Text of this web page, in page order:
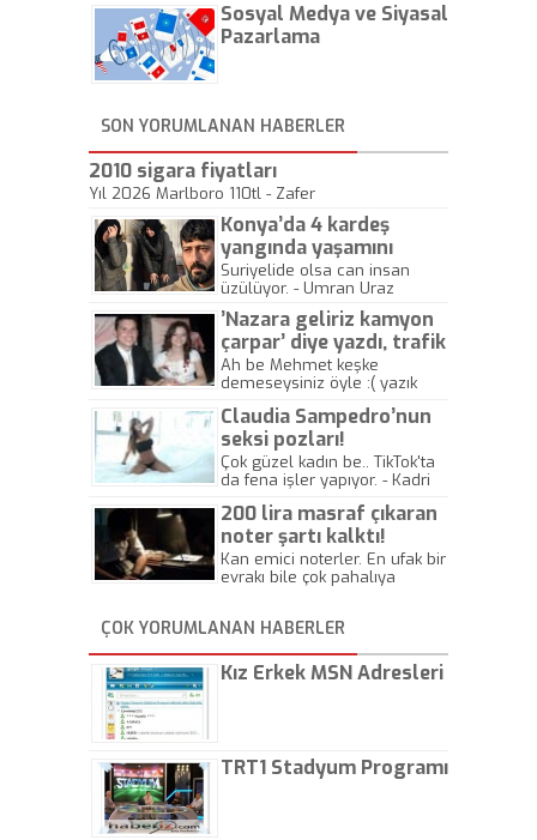
gösterisinin bu yarışmada
önemli olmadığını anlamıştır.
Sosyal Medya ve Siyasal
Pazarlama
SON YORUMLANAN HABERLER
2010 sigara fiyatları
Yıl 2026 Marlboro 110tl - Zafer
Konya’da 4 kardeş
yangında yaşamını
yitirdi
Suriyelide olsa can insan
üzülüyor. - Umran Uraz
’Nazara geliriz kamyon
çarpar’ diye yazdı, trafik
kazasında öldü!
Ah be Mehmet keşke
demeseysiniz öyle :( yazık
Claudia Sampedro’nun
seksi pozları!
Çok güzel kadın be.. TikTok'ta
da fena işler yapıyor. - Kadri
200 lira masraf çıkaran
noter şartı kalktı!
Kan emici noterler. En ufak bir
evrakı bile çok pahalıya
kaptırıyorsunuz. - Kayhan
Gezenti
ÇOK YORUMLANAN HABERLER
Kız Erkek MSN Adresleri
TRT1 Stadyum Programı